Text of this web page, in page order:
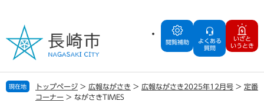
の
で
す
ー
ば
し
閲覧補助
よくある
質問
いざと
いうとき
現在地 トップページ > 広報ながさき > 広報ながさき2025年12月号 > 定番
コーナー > ながさきTIMES